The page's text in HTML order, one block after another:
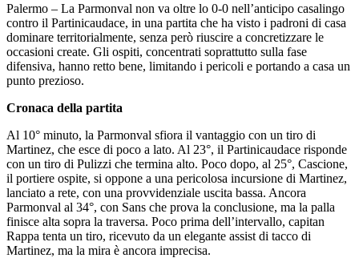
Palermo – La Parmonval non va oltre lo 0-0 nell’anticipo casalingo
contro il Partinicaudace, in una partita che ha visto i padroni di casa
dominare territorialmente, senza però riuscire a concretizzare le
occasioni create. Gli ospiti, concentrati soprattutto sulla fase
difensiva, hanno retto bene, limitando i pericoli e portando a casa un
punto prezioso.
Cronaca della partita
Al 10° minuto, la Parmonval sfiora il vantaggio con un tiro di
Martinez, che esce di poco a lato. Al 23°, il Partinicaudace risponde
con un tiro di Pulizzi che termina alto. Poco dopo, al 25°, Cascione,
il portiere ospite, si oppone a una pericolosa incursione di Martinez,
lanciato a rete, con una provvidenziale uscita bassa. Ancora
Parmonval al 34°, con Sans che prova la conclusione, ma la palla
finisce alta sopra la traversa. Poco prima dell’intervallo, capitan
Rappa tenta un tiro, ricevuto da un elegante assist di tacco di
Martinez, ma la mira è ancora imprecisa.